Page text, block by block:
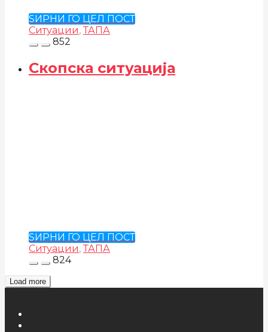
ЅИРНИ ГО ЦЕЛ ПОСТ
Ситуации, ТАПА
852
Скопска ситуација
ЅИРНИ ГО ЦЕЛ ПОСТ
Ситуации, ТАПА
824
Load more